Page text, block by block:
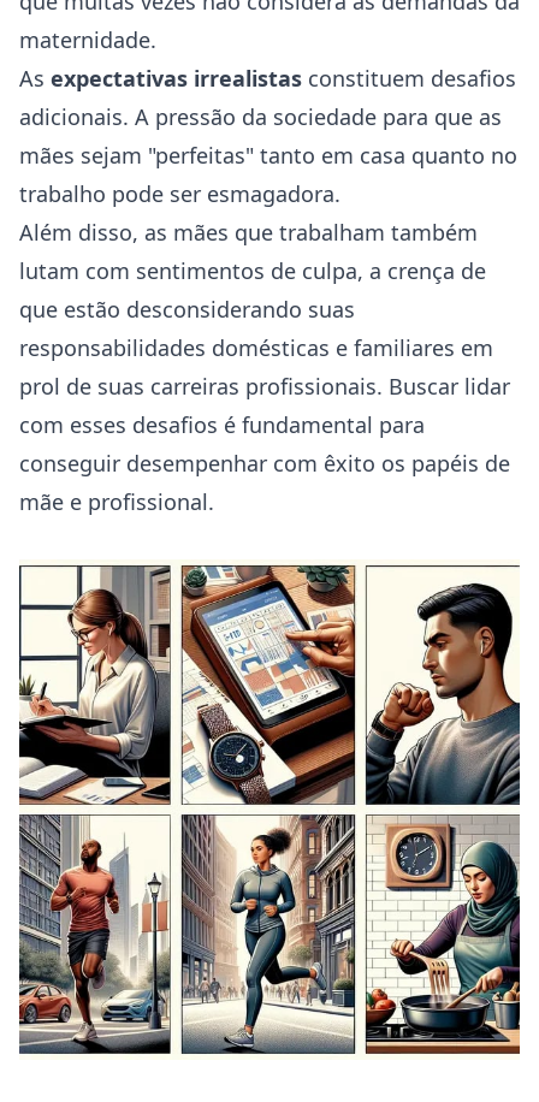
maternidade.
As expectativas irrealistas constituem desafios
adicionais. A pressão da sociedade para que as
mães sejam "perfeitas" tanto em casa quanto no
trabalho pode ser esmagadora.
Além disso, as mães que trabalham também
lutam com sentimentos de culpa, a crença de
que estão desconsiderando suas
responsabilidades domésticas e familiares em
prol de suas carreiras profissionais. Buscar lidar
com esses desafios é fundamental para
conseguir desempenhar com êxito os papéis de
mãe e profissional.